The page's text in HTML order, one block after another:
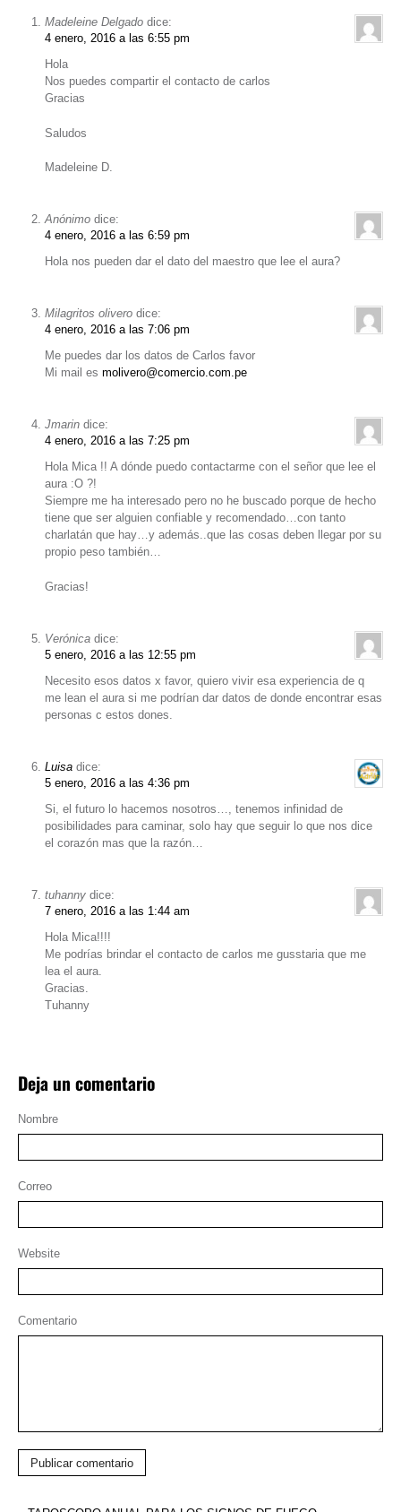
Madeleine Delgado dice:
4 enero, 2016 a las 6:55 pm
Hola
Nos puedes compartir el contacto de carlos
Gracias
Saludos
Madeleine D.
Anónimo dice:
4 enero, 2016 a las 6:59 pm
Hola nos pueden dar el dato del maestro que lee el aura?
Milagritos olivero dice:
4 enero, 2016 a las 7:06 pm
Me puedes dar los datos de Carlos favor
Mi mail es molivero@comercio.com.pe
Jmarin dice:
4 enero, 2016 a las 7:25 pm
Hola Mica !! A dónde puedo contactarme con el señor que lee el
aura :O ?!
Siempre me ha interesado pero no he buscado porque de hecho
tiene que ser alguien confiable y recomendado…con tanto
charlatán que hay…y además..que las cosas deben llegar por su
propio peso también…
Gracias!
Verónica dice:
5 enero, 2016 a las 12:55 pm
Necesito esos datos x favor, quiero vivir esa experiencia de q
me lean el aura si me podrían dar datos de donde encontrar esas
personas c estos dones.
Luisa dice:
5 enero, 2016 a las 4:36 pm
Si, el futuro lo hacemos nosotros…, tenemos infinidad de
posibilidades para caminar, solo hay que seguir lo que nos dice
el corazón mas que la razón…
tuhanny dice:
7 enero, 2016 a las 1:44 am
Hola Mica!!!!
Me podrías brindar el contacto de carlos me gusstaria que me
lea el aura.
Gracias.
Tuhanny
Deja un comentario
Nombre
Correo
Website
Comentario
Publicar comentario